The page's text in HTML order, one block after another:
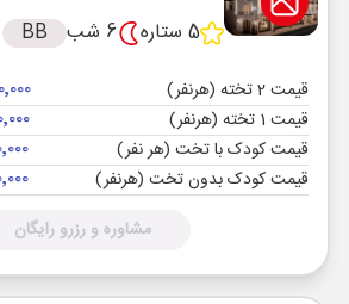
5 ستاره
6 شب BB
قیمت 2 تخته (هرنفر)
قیمت 1 تخته (هرنفر)
قیمت کودک با تخت (هر نفر)
قیمت کودک بدون تخت (هرنفر)
مشاوره و رزرو رایگان